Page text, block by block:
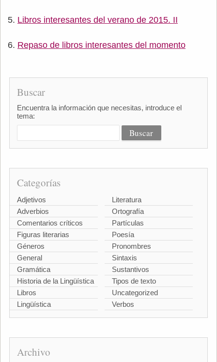
Libros interesantes del verano de 2015. II
Repaso de libros interesantes del momento
Buscar
Encuentra la información que necesitas, introduce el
tema:
Categorías
Adjetivos
Adverbios
Comentarios críticos
Figuras literarias
Géneros
General
Gramática
Historia de la Lingüística
Libros
Lingüística
Literatura
Ortografía
Partículas
Poesía
Pronombres
Sintaxis
Sustantivos
Tipos de texto
Uncategorized
Verbos
Archivo